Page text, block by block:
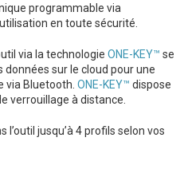
programmable via
en toute sécurité.
via la technologie ONE-KEY™ se
sur le cloud pour une
via Bluetooth. ONE-KEY™ dispose
verrouillage à distance.
jusqu’à 4 profils selon vos